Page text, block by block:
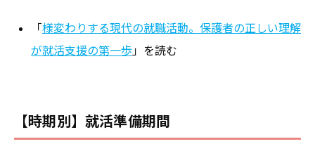
「様変わりする現代の就職活動。保護者の正しい理解
が就活支援の第一歩 」を読む
【時期別】就活準備期間